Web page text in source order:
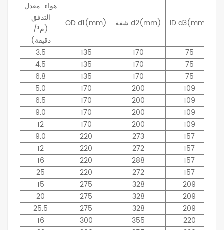
هواء معدل
التدفق
(م³/
دقيقة)
ODd1(mm) شفة d2(mm) IDd3(mm)
3.5 135 170
75
4.5
135 170
75
6.8
135 170
75
5.0
170 200
109
6.5
170 200
109
9.0
170 200
109
12
170 200
109
9.0
220 273
157
12
220 272
157
16
220 288
157
25
220 272
157
15
275 328
209
20
275 328
209
25.5
275 328
209
16
300 355
220